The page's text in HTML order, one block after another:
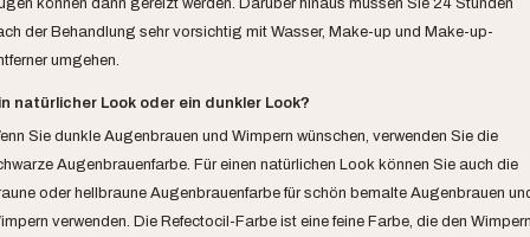
können dann gereizt werden. Darüber hinaus müssen Sie 24 Stunden
der Behandlung sehr vorsichtig mit Wasser, Make-up und Make-up-
umgehen.
natürlicher Look oder ein dunkler Look?
Sie dunkle Augenbrauen und Wimpern wünschen, verwenden Sie die
Augenbrauenfarbe. Für einen natürlichen Look können Sie auch die
oder hellbraune Augenbrauenfarbe für schön bemalte Augenbrauen
verwenden. Die Refectocil-Farbe ist eine feine Farbe, die den